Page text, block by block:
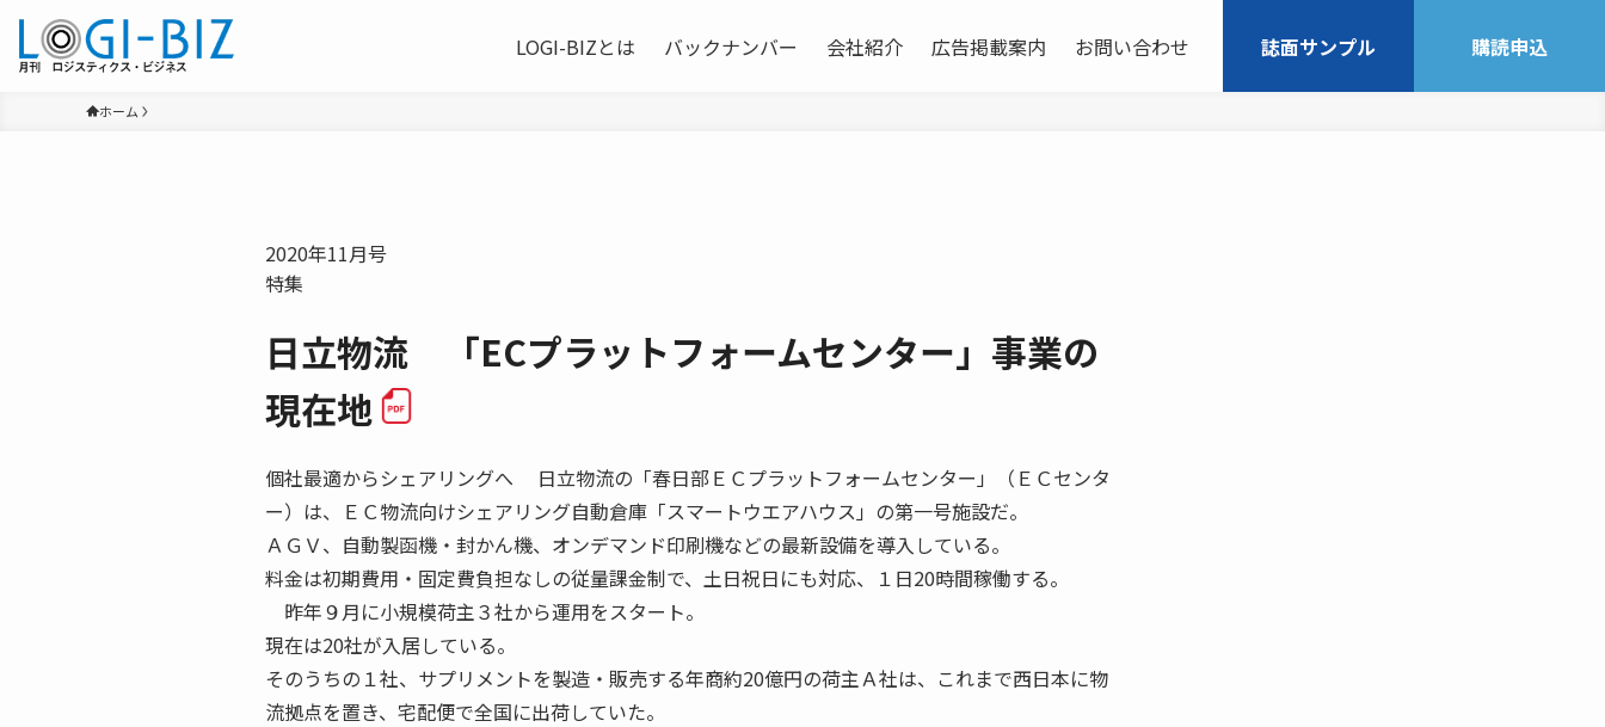
LOGI-BIZとは バックナンバー 会社紹介 広告掲載案内 お問い合わせ 誌面サンプル 購読申込
ホーム
2020年11月号
特集
日立物流 「ECプラットフォームセンター」事業の
現在地
個社最適からシェアリングへ 日立物流の「春日部ＥＣプラットフォームセンター」（ＥＣセンタ
ー）は、ＥＣ物流向けシェアリング自動倉庫「スマートウエアハウス」の第一号施設だ。
ＡＧＶ、自動製函機・封かん機、オンデマンド印刷機などの最新設備を導入している。
料金は初期費用・固定費負担なしの従量課金制で、土日祝日にも対応、１日20時間稼働する。
昨年９月に小規模荷主３社から運用をスタート。
現在は20社が入居している。
そのうちの１社、サプリメントを製造・販売する年商約20億円の荷主Ａ社は、これまで西日本に物
流拠点を置き、宅配便で全国に出荷していた。